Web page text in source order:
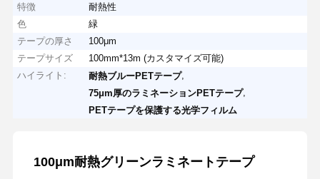
特徴
耐熱性
色
緑
テープの厚さ
100μm
テープサイズ
100mm*13m (カスタマイズ可能)
ハイライト:
耐熱ブルーPETテープ,
75μm厚のラミネーションPETテープ,
PETテープを保護する光学フィルム
100μm耐熱グリーンラミネートテープ